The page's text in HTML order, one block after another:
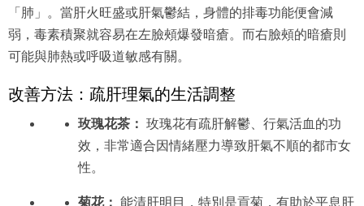
「肺」。當肝火旺盛或肝氣鬱結，身體的排毒功能便會減
弱，毒素積聚就容易在左臉頰爆發暗瘡。而右臉頰的暗瘡則
可能與肺熱或呼吸道敏感有關。
改善方法：疏肝理氣的生活調整
玫瑰花茶： 玫瑰花有疏肝解鬱、行氣活血的功
效，非常適合因情緒壓力導致肝氣不順的都市女
性。
菊花： 能清肝明目，特別是貢菊，有助於平息肝